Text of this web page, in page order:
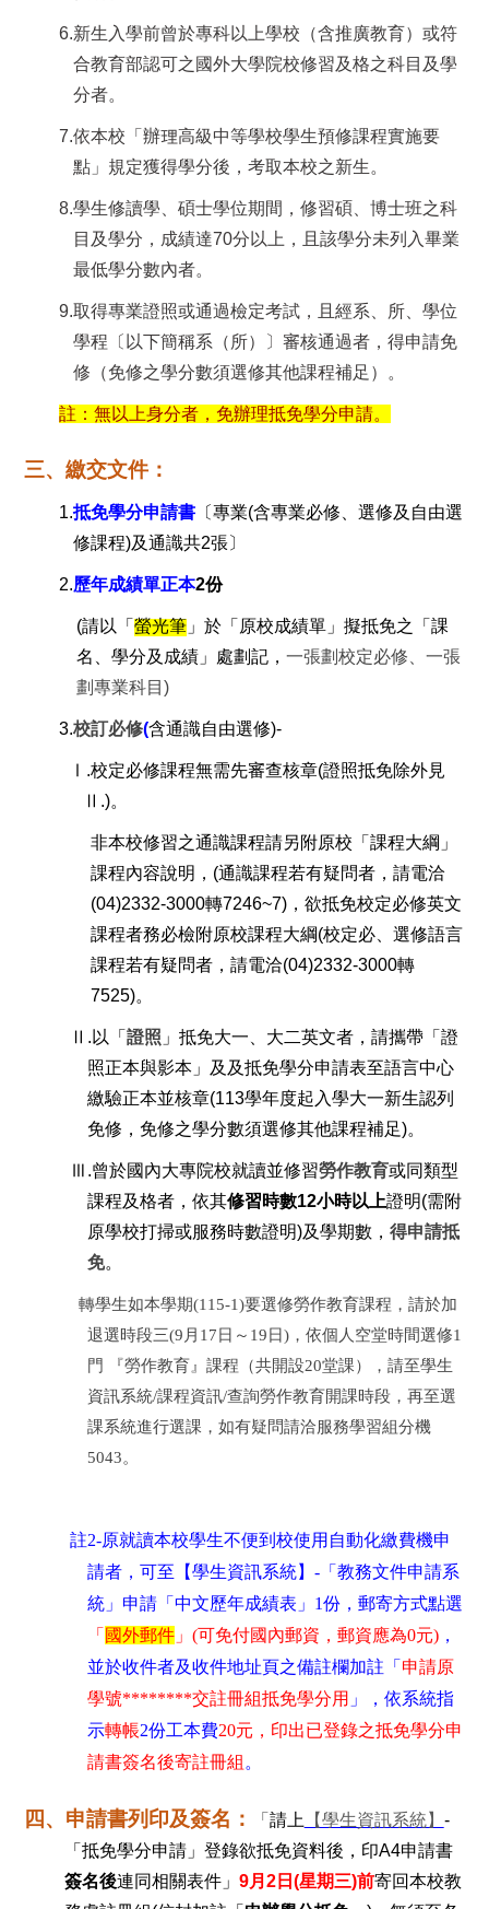
6.新生入學前曾於專科以上學校（含推廣教育）或符
合教育部認可之國外大學院校修習及格之科目及學
分者。
7.依本校「辦理高級中等學校學生預修課程實施要
點」規定獲得學分後，考取本校之新生。
8.學生修讀學、碩士學位期間，修習碩、博士班之科
目及學分，成績達70分以上，且該學分未列入畢業
最低學分數內者。
9.取得專業證照或通過檢定考試，且經系、所、學位
學程〔以下簡稱系（所）〕審核通過者，得申請免
修（免修之學分數須選修其他課程補足）。
註：無以上身分者，免辦理抵免學分申請。
三、繳交文件：
1.抵免學分申請書 〔專業(含專業必修、選修及自由選
修課程)及通識共2張〕
2.歷年成績單正本2份
(請以「 螢光筆 」於「原校成績單」擬抵免之「課
名、學分及成績」處劃記， 一張劃校定必修、一張
劃專業科目 )
3.校訂必修(含通識自由選修)-
Ⅰ .校定必修課程無需先審查核章(證照抵免除外見
Ⅱ .)。
非本校修習之通識課程請另附原校「課程大綱」
課程內容說明， (通識課程若有疑問者，請電洽
(04)2332-3000轉7246~7) ，欲抵免校定必修英文
課程者務必檢附原校課程大綱(校定必、選修語言
課程若有疑問者，請電洽(04)2332-3000轉
7525)。
Ⅱ . 以「 證照 」抵免大一、大二英文者，請攜帶「證
照正本與影本」及及抵免學分申請表至語言中心
繳驗正本並核章(113學年度起入學大一新生認列
免修，免修之學分數須選修其他課程補足)。
Ⅲ .曾於國內大專院校就讀並修習勞作教育或同類型
課程及格者，依其修習時數12小時以上證明(需附
原學校打掃或服務時數證明)及學期數， 得申請抵
免。
轉學生如本學期(115-1)要選修勞作教育課程，請於加
退選時段三(9月17日～19日)，依個人空堂時間選修1
門 『勞作教育』課程（共開設20堂課），請至學生
資訊系統/課程資訊/查詢勞作教育開課時段，再至選
課系統進行選課，如有疑問請洽服務學習組分機
5043。
註2-原就讀本校學生不便到校使用自動化繳費機申
請者，可至【學生資訊系統】-「教務文件申請系
統」申請「中文歷年成績表」1份，郵寄方式點選
「 國外郵件 」(可免付國內郵資，郵資應為0元) ，
並於收件者及收件地址頁之備註欄加註「 申請原
學號********交註冊組抵免學分用 」，依系統指
示轉帳2份工本費20元，印出已登錄之抵免學分申
請書簽名後寄註冊組 。
四、申請書列印及簽名 ： 「 請上 【學生資訊系統】 -
「抵免學分申請」登錄欲抵免資料後，印A4申請書
簽名後連同相關表件」 9月 2 日 (星期三)前寄回本校教